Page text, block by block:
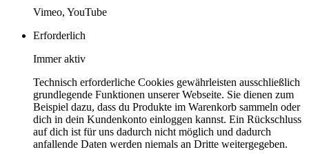
Vimeo, YouTube
Erforderlich
Immer aktiv
Technisch erforderliche Cookies gewährleisten ausschließlich
grundlegende Funktionen unserer Webseite. Sie dienen zum
Beispiel dazu, dass du Produkte im Warenkorb sammeln oder
dich in dein Kundenkonto einloggen kannst. Ein Rückschluss
auf dich ist für uns dadurch nicht möglich und dadurch
anfallende Daten werden niemals an Dritte weitergegeben.